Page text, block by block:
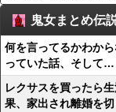
鬼女まとめ伝
何を言ってるかわか
っていた話、そして…
レクサスを買ったら
果、家出され離婚を